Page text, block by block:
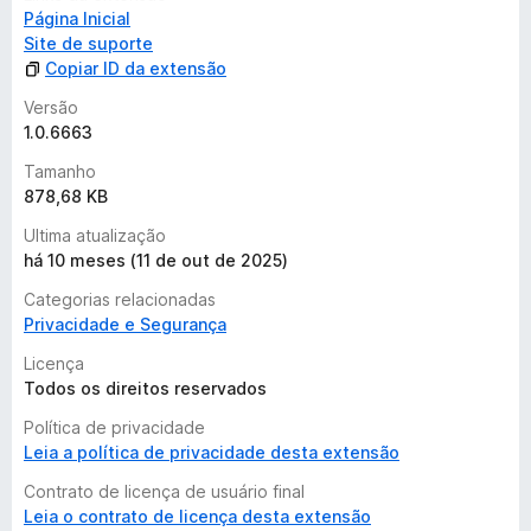
threats by encrypting your data twice.
Dedicated IP - A unique IP address that is exclusive only for
you, such as Canada, US, Germany, UK.
Dark Web Monitor - Monitor your sensitive data (email,
alert you when it happens.
WebRTC Leak Protection - Protect against WebRTC leaking
your public and private IP addresses.
Install iTop VPN for Windows app to enjoy more servers and
advanced features to protect your online privacy.
How It Works
Once the iTop VPN extension is added to your browser, you
can simply click the extension icon and choose a server
location. iTop VPN will then encrypt your internet traffic,
ensuring that your connection is secure and private. It masks
Página Inicial
Site de suporte
Copiar ID da extensão
Versão
1.0.6663
Tamanho
878,68 KB
Ultima atualização
há 10 meses (11 de out de 2025)
Categorias relacionadas
Privacidade e Segurança
Licença
Todos os direitos reservados
Política de privacidade
Leia a política de privacidade desta extensão
Contrato de licença de usuário final
Leia o contrato de licença desta extensão